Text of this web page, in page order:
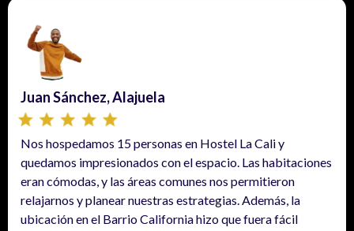
Juan Sánchez, Alajuela
Nos hospedamos 15 personas en Hostel La Cali y
quedamos impresionados con el espacio. Las habitaciones
eran cómodas, y las áreas comunes nos permitieron
relajarnos y planear nuestras estrategias. Además, la
ubicación en el Barrio California hizo que fuera fácil